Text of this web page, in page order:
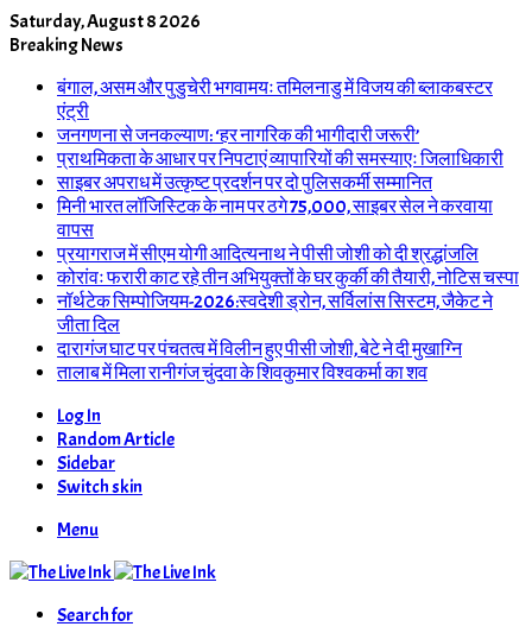
Saturday, August 8 2026
Breaking News
बंगाल, असम और पुडुचेरी भगवामयः तमिलनाडु में विजय की ब्लाकबस्टर
एंट्री
जनगणना से जनकल्याण: ‘हर नागरिक की भागीदारी जरूरी’
प्राथमिकता के आधार पर निपटाएं व्यापारियों की समस्याएः जिलाधिकारी
साइबर अपराध में उत्कृष्ट प्रदर्शन पर दो पुलिसकर्मी सम्मानित
मिनी भारत लॉजिस्टिक के नाम पर ठगे 75,000, साइबर सेल ने करवाया
वापस
प्रयागराज में सीएम योगी आदित्यनाथ ने पीसी जोशी को दी श्रद्धांजलि
कोरांवः फरारी काट रहे तीन अभियुक्तों के घर कुर्की की तैयारी, नोटिस चस्पा
नॉर्थटेक सिम्पोजियम-2026:स्वदेशी ड्रोन, सर्विलांस सिस्टम, जैकेट ने
जीता दिल
दारागंज घाट पर पंचतत्व में विलीन हुए पीसी जोशी, बेटे ने दी मुखाग्नि
तालाब में मिला रानीगंज चुंदवा के शिवकुमार विश्वकर्मा का शव
Log In
Random Article
Sidebar
Switch skin
Menu
Search for